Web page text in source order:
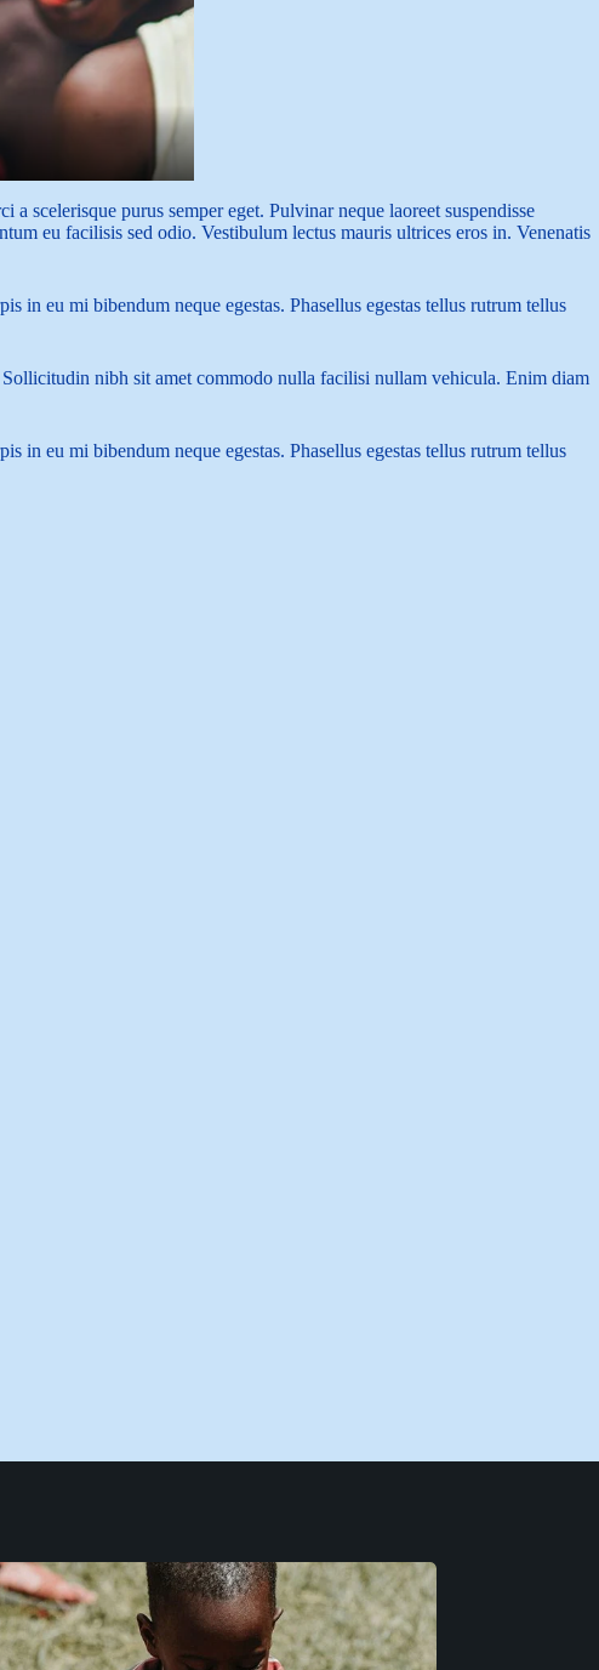
scelerisque purus semper eget. Pulvinar neque laoreet suspendisse
eu facilisis sed odio. Vestibulum lectus mauris ultrices eros in. Venenatis
in eu mi bibendum neque egestas. Phasellus egestas tellus rutrum tellus
nibh sit amet commodo nulla facilisi nullam vehicula. Enim diam
in eu mi bibendum neque egestas. Phasellus egestas tellus rutrum tellus